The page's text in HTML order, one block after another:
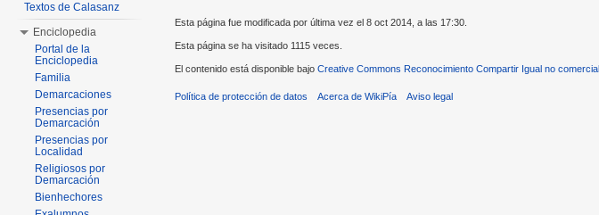
Textos de Calasanz
Enciclopedia
Portal de la
Enciclopedia
Familia
Demarcaciones
Presencias por
Demarcación
Presencias por
Localidad
Religiosos por
Demarcación
Bienhechores
Esta página fue modificada por última vez el 8 oct 2014, a las 17:30.
Esta página se ha visitado 1115 veces.
El contenido está disponible bajo Creative Commons Reconocimiento Compartir Igual no comercial
Política de protección de datos Acerca de WikiPía Aviso legal